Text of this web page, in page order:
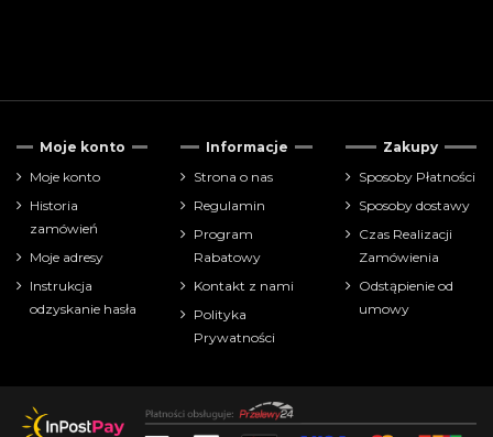
Moje konto
Moje konto
Historia
zamówień
Moje adresy
Instrukcja
odzyskanie hasła
Informacje
Strona o nas
Regulamin
Program
Rabatowy
Kontakt z nami
Polityka
Prywatności
Zakupy
Sposoby Płatności
Sposoby dostawy
Czas Realizacji
Zamówienia
Odstąpienie od
umowy